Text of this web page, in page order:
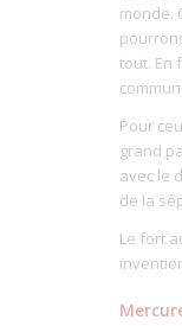
monde.
tout. En
Pour
grand
avec le
de la
Le fort